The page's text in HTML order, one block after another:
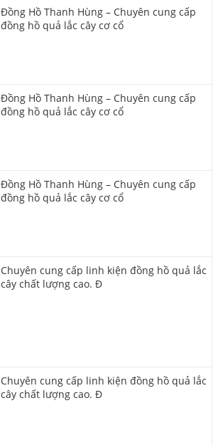
Đồng Hồ Thanh Hùng – Chuyên cung cấp
đồng hồ quả lắc cây cơ cổ
Đồng Hồ Thanh Hùng – Chuyên cung cấp
đồng hồ quả lắc cây cơ cổ
Đồng Hồ Thanh Hùng – Chuyên cung cấp
đồng hồ quả lắc cây cơ cổ
Chuyên cung cấp linh kiện đồng hồ quả lắc
cây chất lượng cao. Đ
Chuyên cung cấp linh kiện đồng hồ quả lắc
cây chất lượng cao. Đ